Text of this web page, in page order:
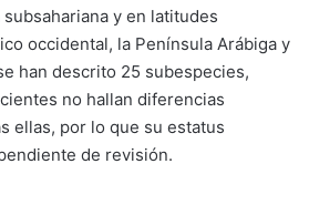
y en latitudes
occidental, la Península Arábiga y
han descrito 25 subespecies,
no hallan diferencias
ellas, por lo que su estatus
de revisión.